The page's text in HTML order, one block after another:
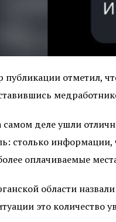
отметил,
самом деле ушли
столько информации,
оплачиваемые
области
это количество